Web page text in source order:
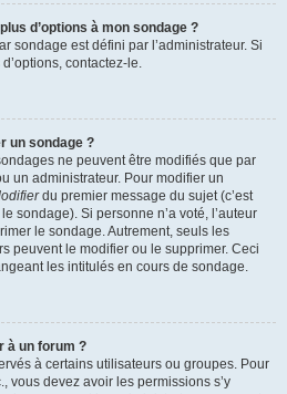
d’options à mon sondage ?
sondage est défini par l’administrateur. Si
contactez-le.
un sondage ?
ne peuvent être modifiés que par
un administrateur. Pour modifier un
du premier message du sujet (c’est
sondage). Si personne n’a voté, l’auteur
le sondage. Autrement, seuls les
peuvent le modifier ou le supprimer. Ceci
les intitulés en cours de sondage.
à un forum ?
à certains utilisateurs ou groupes. Pour
vous devez avoir les permissions s’y